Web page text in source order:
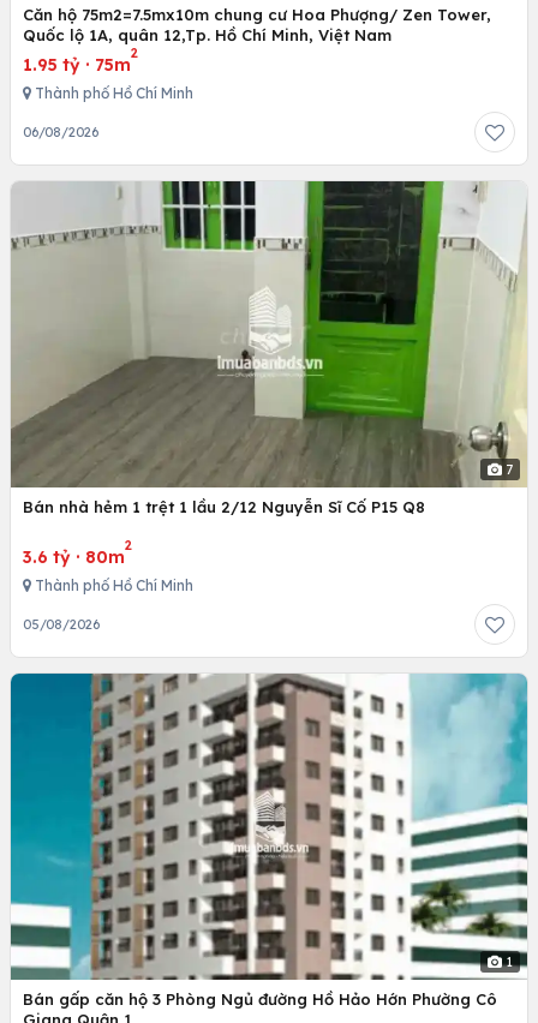
Căn hộ 75m2=7.5mx10m chung cư Hoa Phượng/ Zen Tower,
Quốc lộ 1A, quân 12,Tp. Hồ Chí Minh, Việt Nam
1.95 tỷ · 75m
2
Thành phố Hồ Chí Minh
06/08/2026
7
Bán nhà hẻm 1 trệt 1 lầu 2/12 Nguyễn Sĩ Cố P15 Q8
3.6 tỷ · 80m
2
Thành phố Hồ Chí Minh
05/08/2026
1
Bán gấp căn hộ 3 Phòng Ngủ đường Hồ Hảo Hớn Phường Cô